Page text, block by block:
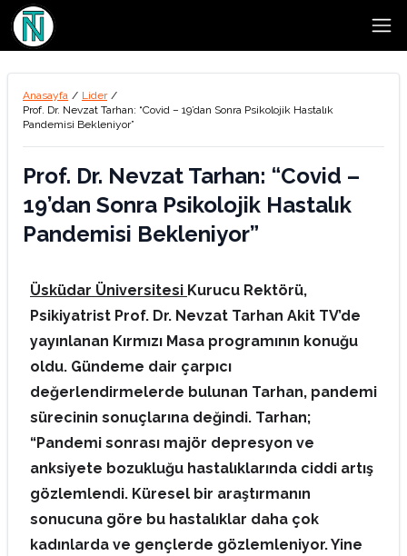
Anasayfa / Lider /
Prof. Dr. Nevzat Tarhan: “Covid – 19’dan Sonra Psikolojik Hastalık
Pandemisi Bekleniyor”
Prof. Dr. Nevzat Tarhan: “Covid –
19’dan Sonra Psikolojik Hastalık
Pandemisi Bekleniyor”
Üsküdar Üniversitesi Kurucu Rektörü,
Psikiyatrist Prof. Dr. Nevzat Tarhan Akit TV’de
yayınlanan Kırmızı Masa programının konuğu
oldu. Gündeme dair çarpıcı
değerlendirmelerde bulunan Tarhan, pandemi
sürecinin sonuçlarına değindi. Tarhan;
“Pandemi sonrası majör depresyon ve
anksiyete bozukluğu hastalıklarında ciddi artış
gözlemlendi. Küresel bir araştırmanın
sonucuna göre bu hastalıklar daha çok
kadınlarda ve gençlerde gözlemleniyor. Yine